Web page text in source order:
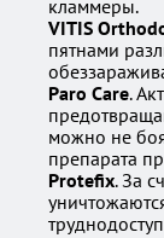
кламмеры.
VITIS
пятнами
Paro Care.
можно не
препарата
Protefix. За